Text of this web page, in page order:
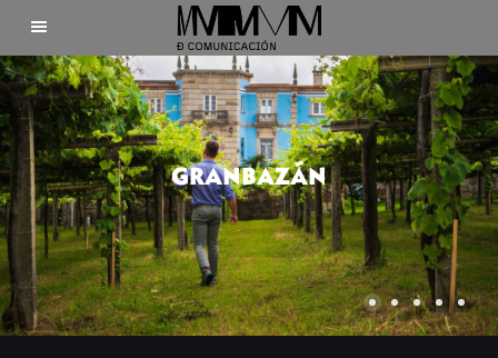
GRANBAZÁN
Inicio
Clientes
Nosotros
Contacto